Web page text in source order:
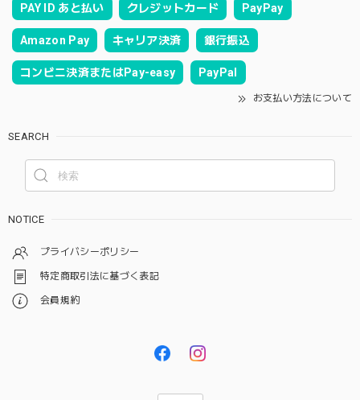
PAY ID あと払い クレジットカード PayPay
Amazon Pay キャリア決済 銀行振込
コンビニ決済またはPay-easy PayPal
お支払い方法について
SEARCH
NOTICE
プライバシーポリシー
特定商取引法に基づく表記
会員規約